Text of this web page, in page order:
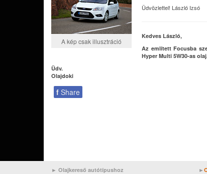
A kép csak illusztráció
Üdvözlettel! László Izsó
Kedves László,
Az említett Focusba
Hyper Multi 5W30-as
Üdv.
Olajdoki
f Share
► Olajkereső autótípushoz
►